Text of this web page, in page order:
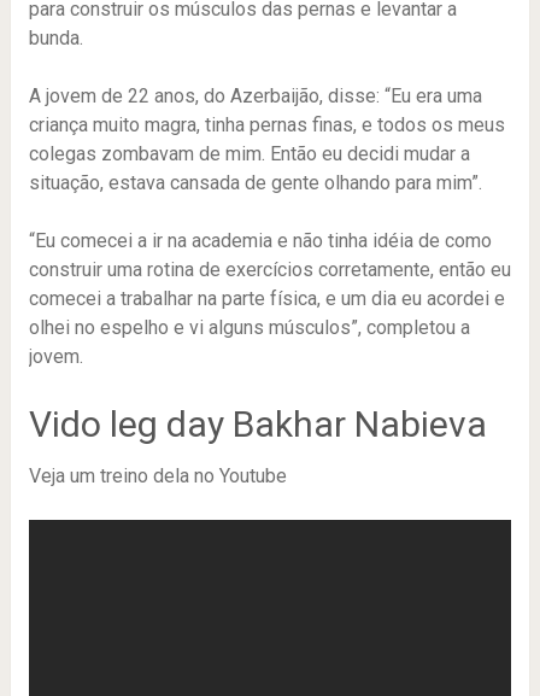
para construir os músculos das pernas e levantar a
bunda.
A jovem de 22 anos, do Azerbaijão, disse: “Eu era uma
criança muito magra, tinha pernas finas, e todos os meus
colegas zombavam de mim. Então eu decidi mudar a
situação, estava cansada de gente olhando para mim”.
“Eu comecei a ir na academia e não tinha idéia de como
construir uma rotina de exercícios corretamente, então eu
comecei a trabalhar na parte física, e um dia eu acordei e
olhei no espelho e vi alguns músculos”, completou a
jovem.
Vido leg day Bakhar Nabieva
Veja um treino dela no Youtube